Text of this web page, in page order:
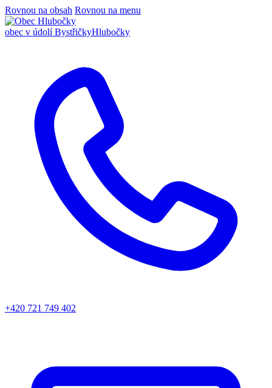
Rovnou na obsah Rovnou na menu
obec v údolí BystřičkyHlubočky
+420 721 749 402